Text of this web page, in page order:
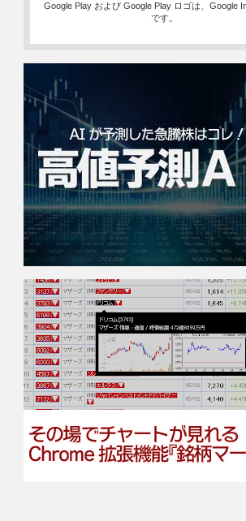
Google Play および Google Play ロゴは、Google
です。